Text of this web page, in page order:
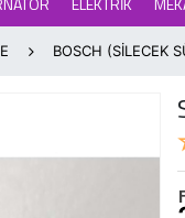
BOSCH (SİLECEK